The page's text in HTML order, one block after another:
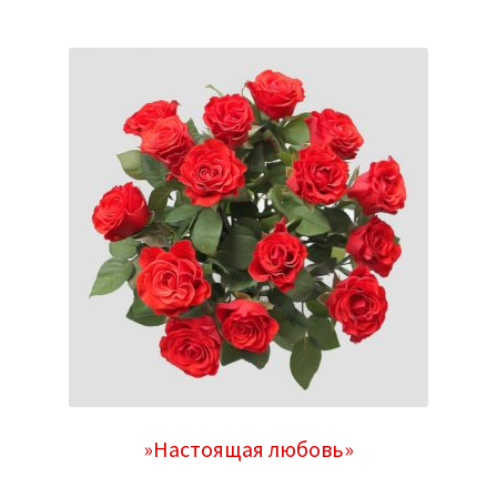
»Настоящая любовь»